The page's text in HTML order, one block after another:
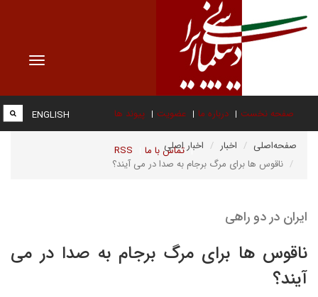
Toggle
صفحه نخست درباره ما عضویت پیوند ها
تماس با ما RSS
ENGLISH
صفحه‌اصلی اخبار
اخبار اصلی
ناقوس ها برای مرگ برجام به صدا در می آیند؟
ایران در دو راهی
ناقوس ها برای مرگ برجام به صدا در می
آیند؟